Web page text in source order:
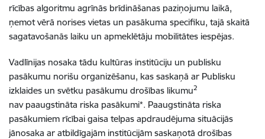
rīcības algoritmu agrīnās brīdināšanas paziņojumu laikā,
ņemot vērā norises vietas un pasākuma specifiku, tajā skaitā
sagatavošanās laiku un apmeklētāju mobilitātes iespējas.
Vadlīnijas nosaka tādu kultūras institūciju un publisku
pasākumu norišu organizēšanu, kas saskaņā ar Publisku
izklaides un svētku pasākumu drošības likumu2
nav paaugstināta riska pasākumi*. Paaugstināta riska
pasākumiem rīcībai gaisa telpas apdraudējuma situācijās
jānosaka ar atbildīgajām institūcijām saskaņotā drošības